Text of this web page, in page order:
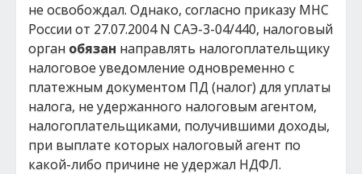
не освобождал. Однако, согласно приказу МНС
России от 27.07.2004 N САЭ-3-04/440, налоговый
орган обязан направлять налогоплательщику
налоговое уведомление одновременно с
платежным документом ПД (налог) для уплаты
налога, не удержанного налоговым агентом,
налогоплательщиками, получившими доходы,
при выплате которых налоговый агент по
какой-либо причине не удержал НДФЛ.